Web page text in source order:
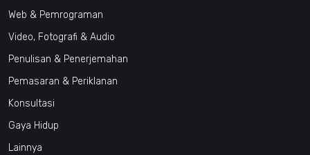
Web & Pemrograman
Video, Fotografi & Audio
Penulisan & Penerjemahan
Pemasaran & Periklanan
Konsultasi
Gaya Hidup
Lainnya